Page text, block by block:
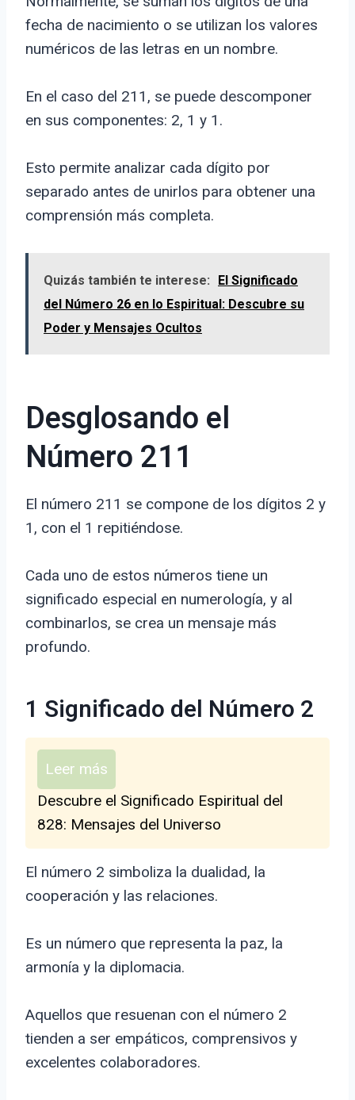
fecha de nacimiento o se utilizan los valores
numéricos de las letras en un nombre.
En el caso del 211, se puede descomponer
en sus componentes: 2, 1 y 1.
Esto permite analizar cada dígito por
separado antes de unirlos para obtener una
comprensión más completa.
Quizás también te interese:
El Significado
del Número 26 en lo Espiritual: Descubre su
Poder y Mensajes Ocultos
Desglosando el
Número 211
El número 211 se compone de los dígitos 2 y
1, con el 1 repitiéndose.
Cada uno de estos números tiene un
significado especial en numerología, y al
combinarlos, se crea un mensaje más
profundo.
1 Significado del Número 2
Leer más
Descubre el Significado Espiritual del
828: Mensajes del Universo
El número 2 simboliza la dualidad, la
cooperación y las relaciones.
Es un número que representa la paz, la
armonía y la diplomacia.
Aquellos que resuenan con el número 2
tienden a ser empáticos, comprensivos y
excelentes colaboradores.